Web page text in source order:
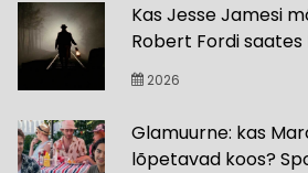
Kas Jesse Jamesi
Robert Fordi saates
2026
Glamuurne: kas
lõpetavad koos?